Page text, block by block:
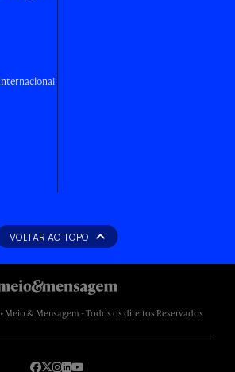
VOLTAR AO TOPO
Meio & Mensagem - Todos os direitos Reservados